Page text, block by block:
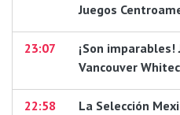
Juegos
23:07
¡Son
Vancouver
22:58
La Selección